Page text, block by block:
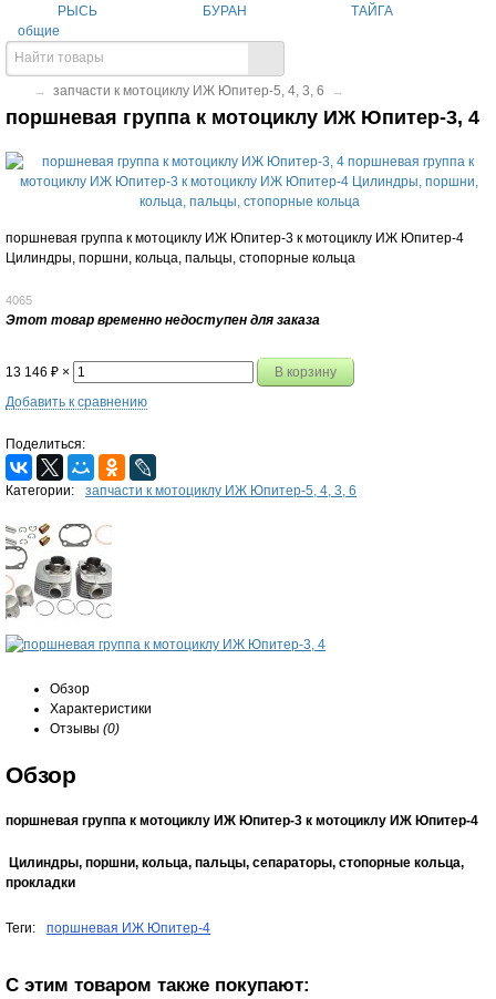
РЫСЬ
БУРАН
ТАЙГА
общие
→ запчасти к мотоциклу ИЖ Юпитер-5, 4, 3, 6 →
поршневая группа к мотоциклу ИЖ Юпитер-3, 4
поршневая группа к мотоциклу ИЖ Юпитер-3 к мотоциклу ИЖ Юпитер-4
Цилиндры, поршни, кольца, пальцы, стопорные кольца
4065
Этот товар временно недоступен для заказа
13 146 ₽ ×
Добавить к сравнению
Поделиться:
Категории: запчасти к мотоциклу ИЖ Юпитер-5, 4, 3, 6
Обзор
Характеристики
Отзывы (0)
Обзор
поршневая группа к мотоциклу ИЖ Юпитер-3 к мотоциклу ИЖ Юпитер-4
Цилиндры, поршни, кольца, пальцы, сепараторы, стопорные кольца,
прокладки
Теги: поршневая ИЖ Юпитер-4
С этим товаром также покупают: